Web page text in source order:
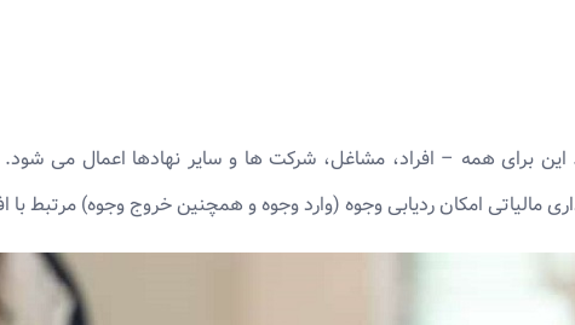
این برای همه – افراد، مشاغل، شرکت ها و سایر نهادها اعمال می
مالیاتی امکان ردیابی وجوه (وارد وجوه و همچنین خروج وجوه) مرتبط با